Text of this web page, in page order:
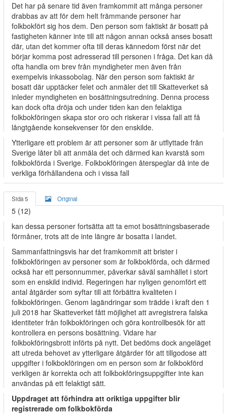
Det har på senare tid även framkommit att många personer
drabbas av att för dem helt främmande personer har
folkbokfört sig hos dem. Den person som faktiskt är bosatt på
fastigheten känner inte till att någon annan också anses bosatt
där, utan det kommer ofta till deras kännedom först när det
börjar komma post adresserad till personen i fråga. Det kan då
ofta handla om brev från myndigheter men även från
exempelvis inkassobolag. När den person som faktiskt är
bosatt där upptäcker felet och anmäler det till Skatteverket så
inleder myndigheten en bosättningsutredning. Denna process
kan dock ofta dröja och under tiden kan den felaktiga
folkbokföringen skapa stor oro och riskerar i vissa fall att få
långtgående konsekvenser för den enskilde.
Ytterligare ett problem är att personer som är utflyttade från
Sverige låter bli att anmäla det och därmed kan kvarstå som
folkbokförda i Sverige. Folkbokföringen återspeglar då inte de
verkliga förhållandena och i vissa fall
Sida 5 Original
5 (12)
kan dessa personer fortsätta att ta emot bosättningsbaserade
förmåner, trots att de inte längre är bosatta i landet.
Sammanfattningsvis har det framkommit att brister i
folkbokföringen av personer som är folkbokförda, och därmed
också har ett personnummer, påverkar såväl samhället i stort
som en enskild individ. Regeringen har nyligen genomfört ett
antal åtgärder som syftar till att förbättra kvaliteten i
folkbokföringen. Genom lagändringar som trädde i kraft den 1
juli 2018 har Skatteverket fått möjlighet att avregistrera falska
identiteter från folkbokföringen och göra kontrollbesök för att
kontrollera en persons bosättning. Vidare har
folkbokföringsbrott införts på nytt. Det bedöms dock angeläget
att utreda behovet av ytterligare åtgärder för att tillgodose att
uppgifter i folkbokföringen om en person som är folkbokförd
verkligen är korrekta och att folkbokföringsuppgifter inte kan
användas på ett felaktigt sätt.
Uppdraget att förhindra att oriktiga uppgifter blir
registrerade om folkbokförda